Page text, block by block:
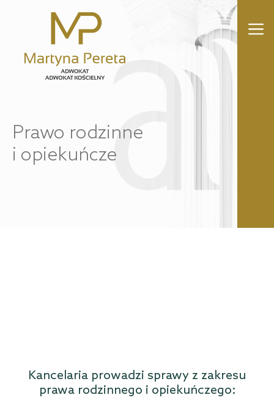
Prawo rodzinne
i opiekuńcze
Kancelaria prowadzi sprawy z zakresu
prawa rodzinnego i opiekuńczego: